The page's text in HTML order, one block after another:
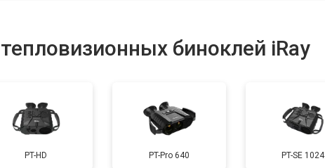
биноклей iRay
PT-HD PT-Pro 640 PT-SE 1024